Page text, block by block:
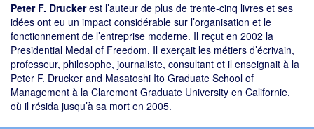
Peter F. Druckerest l’auteur de plus de trente-cinq livres et ses
idées ont eu un impact considérable sur l’organisation et le
fonctionnement de l’entreprise moderne. Il reçut en 2002 la
Presidential Medal of Freedom. Il exerçait les métiers d’écrivain,
professeur, philosophe, journaliste, consultant et il enseignait à la
Peter F. Drucker and Masatoshi Ito Graduate School of
Management à la Claremont Graduate University en Californie,
où il résida jusqu’à sa mort en 2005.